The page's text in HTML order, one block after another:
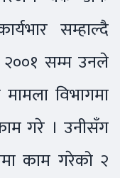
सम्हाल्दै
सम्म उनले
विभागमा
गरे । उनीसँग
काम गरेको २